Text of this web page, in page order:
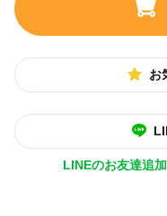
お
LINEのお友達追